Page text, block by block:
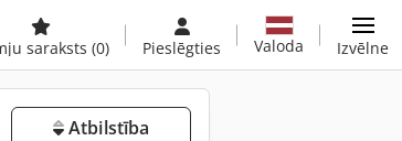
saraksts (0) Pieslēgties Valoda Izvēlne
Atbilstība